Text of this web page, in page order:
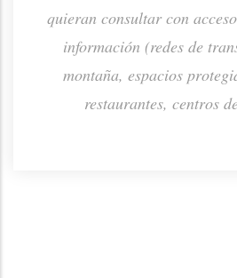
quieran consultar con
información (redes de
montaña, espacios
restaurantes, centros